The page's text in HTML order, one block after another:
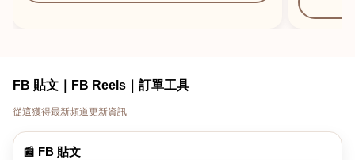
FB 貼文｜FB Reels｜訂單工具
從這獲得最新頻道更新資訊
📰 FB 貼文